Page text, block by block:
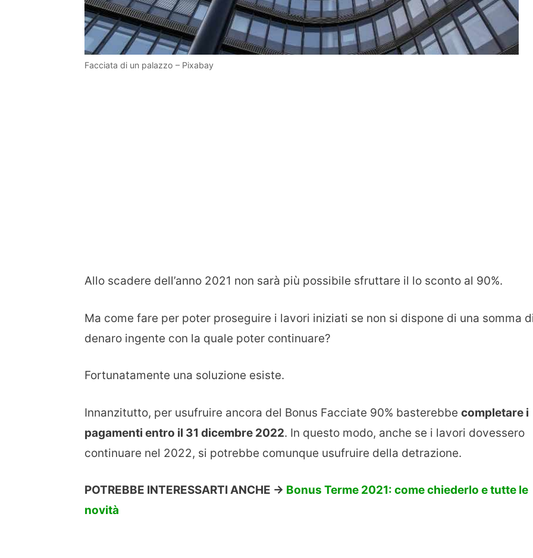
Facciata di un palazzo – Pixabay
Allo scadere dell’anno 2021 non sarà più possibile sfruttare il lo sconto al 90%.
Ma come fare per poter proseguire i lavori iniziati se non si dispone di una somma
denaro ingente con la quale poter continuare?
Fortunatamente una soluzione esiste.
Innanzitutto, per usufruire ancora del Bonus Facciate 90% basterebbe completare i
pagamenti entro il 31 dicembre 2022. In questo modo, anche se i lavori dovessero
continuare nel 2022, si potrebbe comunque usufruire della detrazione.
POTREBBE INTERESSARTI ANCHE -> Bonus Terme 2021: come chiederlo e tutte le
novità